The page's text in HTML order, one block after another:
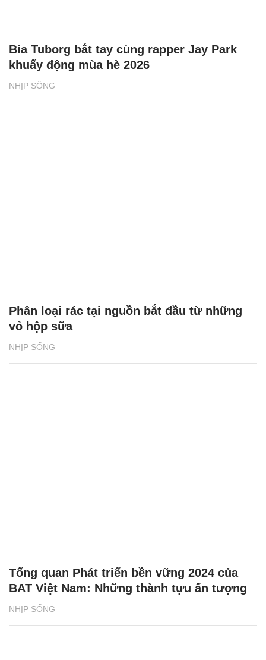
NHỊP SỐNG
Bia Tuborg bắt tay cùng rapper Jay Park
khuấy động mùa hè 2026
NHỊP SỐNG
Phân loại rác tại nguồn bắt đầu từ những
vỏ hộp sữa
NHỊP SỐNG
Tổng quan Phát triển bền vững 2024 của
BAT Việt Nam: Những thành tựu ấn tượng